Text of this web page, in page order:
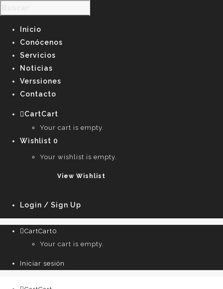
Inicio
Conócenos
Servicios
Noticias
Verssiones
Contacto
CartCart
Your cart is empty.
Wishlist 0
Your wishlist is empty.
View Wishlist
Login / Sign Up
CartCart0
Your cart is empty.
Iniciar sesión